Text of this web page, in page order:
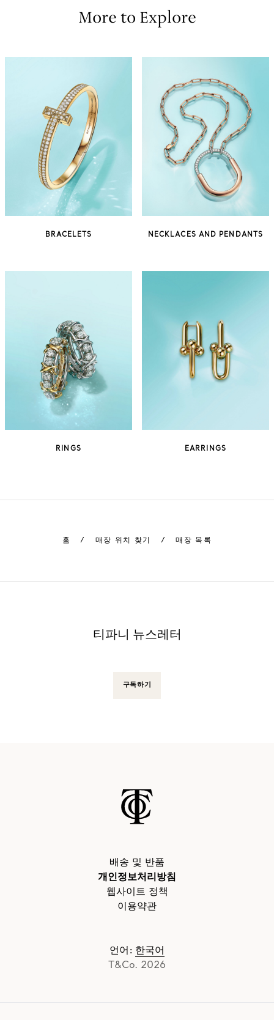
More to Explore
BRACELETS NECKLACES AND PENDANTS
RINGS EARRINGS
홈 / 매장 위치 찾기 / 매장 목록
티파니 뉴스레터
구독하기
배송 및 반품
개인정보처리방침
웹사이트 정책
이용약관
언어 : 한국어
T&Co. 2026